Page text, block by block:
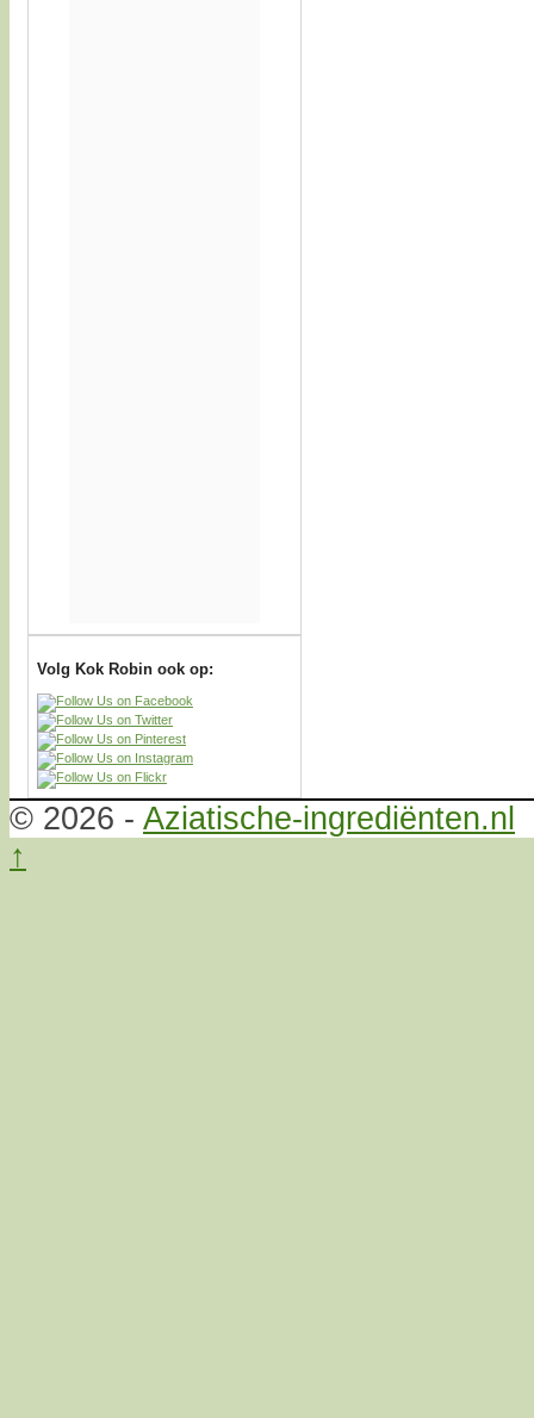
Volg Kok Robin ook op:
© 2026 - Aziatische-ingrediënten.nl
↑